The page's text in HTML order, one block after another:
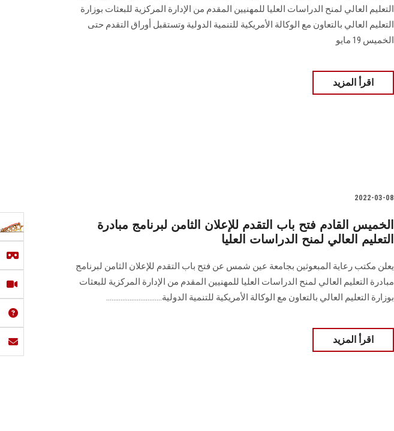
التعليم العالي لمنح الدراسات العليا للمهنيين المقدم من الإدارة المركزية للبعثات بوزارة
التعليم العالي بالتعاون مع الوكالة الأمريكية للتنمية الدولية وتستقبل أوراق التقدم حتى
الخميس 19 مايو
اقرأ المزيد
2022-03-08
الخميس القادم فتح باب التقدم للإعلان الثامن لبرنامج مبادرة
التعليم العالي لمنح الدراسات العليا
يعلن مكتب رعاية المبعوثين بجامعة عين شمس عن فتح باب التقدم للإعلان الثامن لبرنامج
مبادرة التعليم العالي لمنح الدراسات العليا للمهنيين المقدم من الإدارة المركزية للبعثات
بوزارة التعليم العالي بالتعاون مع الوكالة الأمريكية للتنمية الدولية...............................
اقرأ المزيد